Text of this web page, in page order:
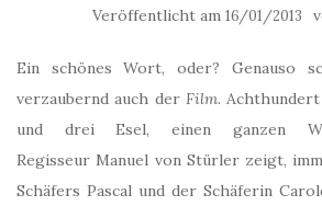
Veröffentlicht am 16/01/2013
Ein schönes Wort, oder? Genauso
verzaubernd auch der Film.
und drei Esel, einen ganzen
Regisseur Manuel von Stürler zeigt,
Schäfers Pascal und der Schäferin